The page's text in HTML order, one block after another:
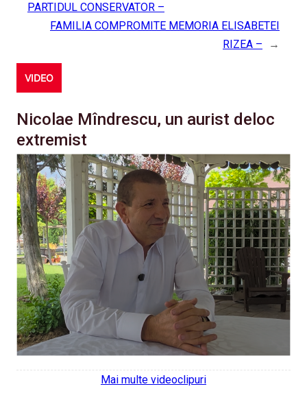
PARTIDUL CONSERVATOR –
FAMILIA COMPROMITE MEMORIA ELISABETEI
RIZEA –
→
VIDEO
Nicolae Mîndrescu, un aurist deloc
extremist
Mai multe videoclipuri